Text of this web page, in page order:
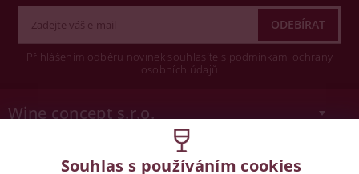
Přihlášením odběru novinek souhlasíte s podmínkami ochrany
osobních údajů
Wine concept s.r.o.
LegislativaSouhlas s používáním cookies